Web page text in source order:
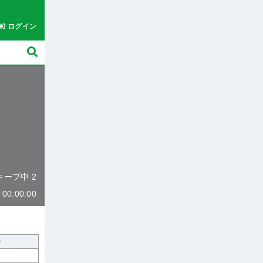
ログイン
ープ中 2
00:00:00